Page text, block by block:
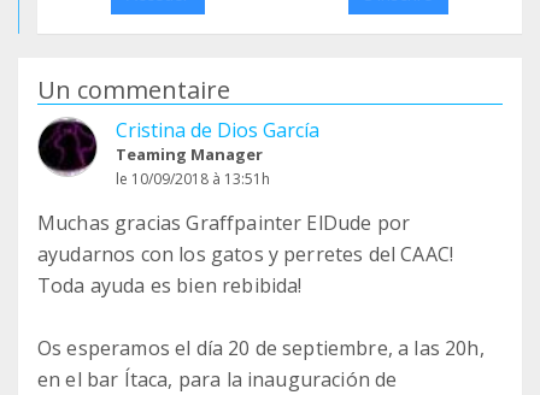
Un commentaire
Cristina de Dios García
Teaming Manager
le 10/09/2018 à 13:51h
Muchas gracias Graffpainter ElDude por
ayudarnos con los gatos y perretes del CAAC!
Toda ayuda es bien rebibida!
Os esperamos el día 20 de septiembre, a las 20h,
en el bar Ítaca, para la inauguración de